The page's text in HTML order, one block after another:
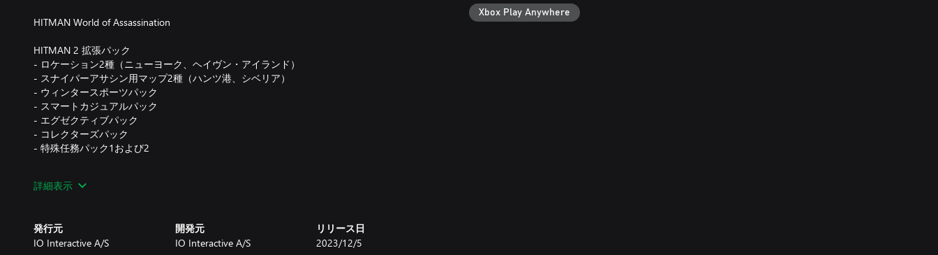
HITMAN World of Assassination
HITMAN 2 拡張パック
- ロケーション2種（ニューヨーク、ヘイヴン・アイランド）
- スナイパーアサシン用マップ2種（ハンツ港、シベリア）
- ウィンタースポーツパック
- スマートカジュアルパック
- エグゼクティブパック
- コレクターズパック
- 特殊任務パック1および2
- デラックス・エスカレーション・コントラクト6種
- デジタルブック「HITMANの世界」
詳細表示
発行元
IO Interactive A/S
開発元
IO Interactive A/S
リリース日
2023/12/5
Xbox Play Anywhere